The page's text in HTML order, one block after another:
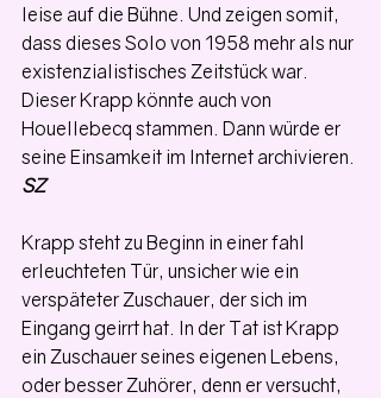
leise auf die Bühne. Und zeigen somit,
dass dieses Solo von 1958 mehr als nur
existenzialistisches Zeitstück war.
Dieser Krapp könnte auch von
Houellebecq stammen. Dann würde er
seine Einsamkeit im Internet archivieren.
SZ
Krapp steht zu Beginn in einer fahl
erleuchteten Tür, unsicher wie ein
verspäteter Zuschauer, der sich im
Eingang geirrt hat. In der Tat ist Krapp
ein Zuschauer seines eigenen Lebens,
oder besser Zuhörer, denn er versucht,